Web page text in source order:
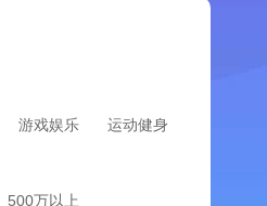
游戏娱乐
运动健身
500万以上